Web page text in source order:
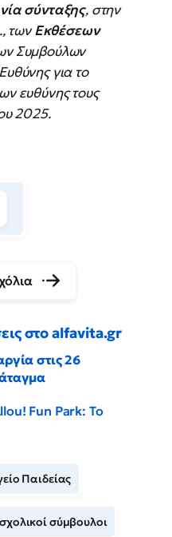
σύνταξης, στην
τωνΕκθέσεων
Συμβούλων
για το
ευθύνης τους
2025.
στο alfavita.gr
στις 26
Fun Park: Το
Παιδείας
σχολικοί σύμβουλοι